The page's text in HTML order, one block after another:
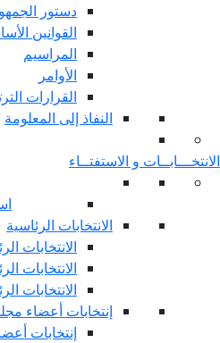
دستور
القوانين
المراسيم
الأوامر
القرارات
النفاذ إلى المعلومة
الانتخـــابــات و الاستفتــاء
الانتخابات الرئاسية
الانتخابات
الانتخابات
الانتخابات
إنتخابات أعضاء
إنتخابات